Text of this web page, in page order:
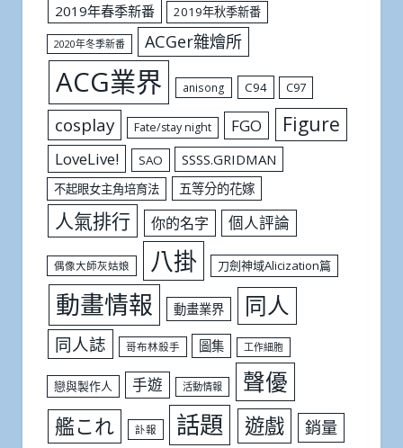
2019年春季新番
2019年秋季新番
2020年冬季新番 ACGer雜燴所
ACG業界 anisong C94 C97
cosplay Fate/stay night FGO Figure
LoveLive! SAO SSSS.GRIDMAN
不起眼女主角培育法 五等分的花嫁
人氣排行 你的名字 個人評論
偶像大師灰姑娘 八掛 刀劍神域Alicization篇
動畫情報 動畫業界 同人
同人誌 哥布林殺手 圖集 工作細胞
戀與製作人 手遊 活動情報 聲優
艦これ 訃報 話題 遊戲 銷量